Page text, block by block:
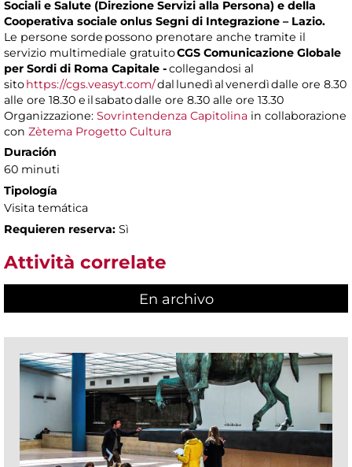
Sociali e Salute (Direzione Servizi alla Persona) e della
Cooperativa sociale onlus Segni di Integrazione – Lazio.
Le persone sorde possono prenotare anche tramite il
servizio multimediale gratuitoCGS Comunicazione Globale
per Sordi di Roma Capitale -collegandosi al
sitohttps://cgs.veasyt.com/dal lunedì al venerdì dalle ore 8.30
alle ore 18.30 e il sabato dalle ore 8.30 alle ore 13.30
Organizzazione: Sovrintendenza Capitolina in collaborazione
con Zètema Progetto Cultura
Duración
60 minuti
Tipología
Visita temática
Requieren reserva: Sì
Attività correlate
En archivo